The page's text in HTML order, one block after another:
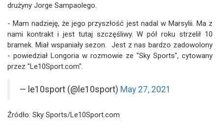
drużyny Jorge Sampaolego.
- Mam nadzieję, że jego przyszłość jest nadal w Marsylii. Ma z
nami kontrakt i jest tutaj szczęśliwy. W pół roku strzelił 10
bramek. Miał wspaniały sezon. Jest z nas bardzo zadowolony
- powiedział Longoria w rozmowie ze "Sky Sports", cytowany
przez "Le10Sport.com".
— le10sport (@le10sport) May 27, 2021
Źródło: Sky Sports/Le10Sport.com